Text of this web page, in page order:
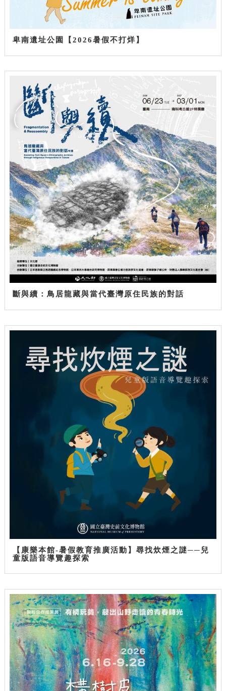
卑南遺址公園【2026暑假不打烊】
斷與續：鳥居龍藏與當代臺灣原住民族的對話
【康樂本館-暑假教育推廣活動】尋找炊煙之謎──兒
童版語音導覽趣探索